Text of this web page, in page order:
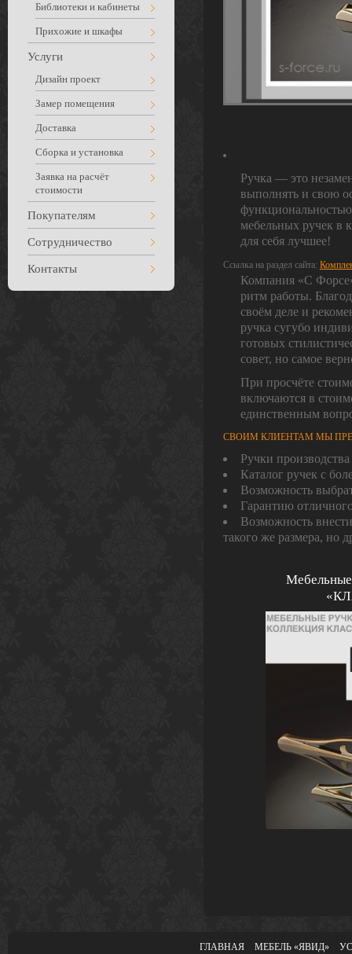
Библиотеки и кабинеты
Прихожие и шкафы
Услуги
Дизайн проект
Замер помещения
Доставка
Сборка и установка
Заявка на расчёт
стоимости
Покупателям
Сотрудничество
Контакты
Ручка — это
выполнять и свою
мебельных ручек в
для себя лучшее!
Ссылка на раздел сайта:
Компания «С
ритм работы.
своём деле и
ручка сугубо
готовых
совет, но самое
При просчёте
включаются в
единственным
СВОИМ КЛИЕНТАМ МЫ
Ручки
Каталог ручек с
Возможность
Гарантию
Возможность
такого же размера, но
Мебельные
ГЛАВНАЯ МЕБЕЛЬ «ЯВИД»